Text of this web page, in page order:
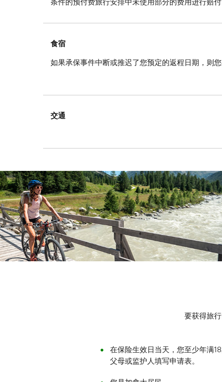
条件的预付费旅行安排中未使用部分的费用进行赔付
食宿
如果承保事件中断或推迟了您预定的返程日期，则
交通
要获得旅
在保险生效日当天，您至少年满
父母或监护人填写申请表。